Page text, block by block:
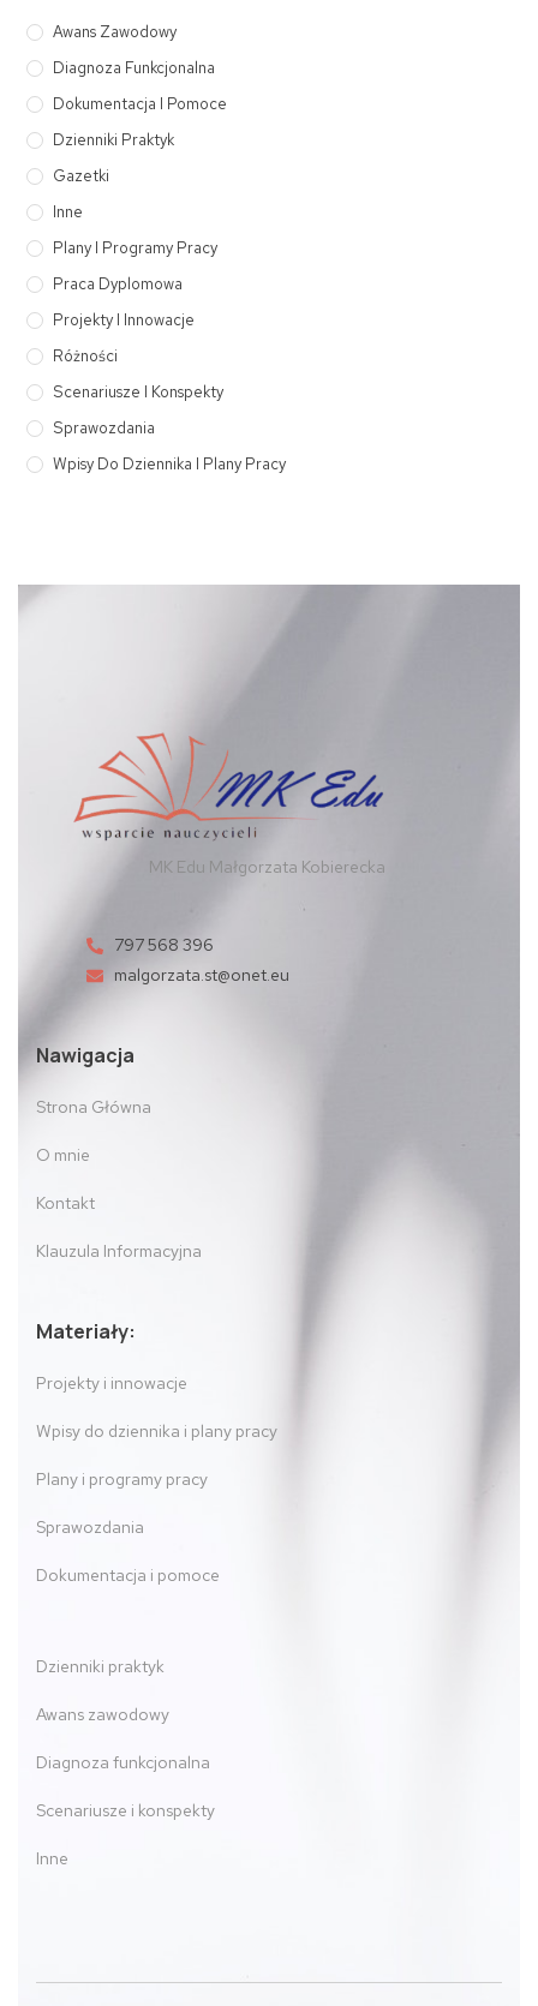
Awans Zawodowy
Diagnoza Funkcjonalna
Dokumentacja I Pomoce
Dzienniki Praktyk
Gazetki
Inne
Plany I Programy Pracy
Praca Dyplomowa
Projekty I Innowacje
Różności
Scenariusze I Konspekty
Sprawozdania
Wpisy Do Dziennika I Plany Pracy
MK Edu Małgorzata Kobierecka
797 568 396
malgorzata.st@onet.eu
Nawigacja
Strona Główna
O mnie
Kontakt
Klauzula Informacyjna
Materiały:
Projekty i innowacje
Wpisy do dziennika i plany pracy
Plany i programy pracy
Sprawozdania
Dokumentacja i pomoce
Dzienniki praktyk
Awans zawodowy
Diagnoza funkcjonalna
Scenariusze i konspekty
Inne